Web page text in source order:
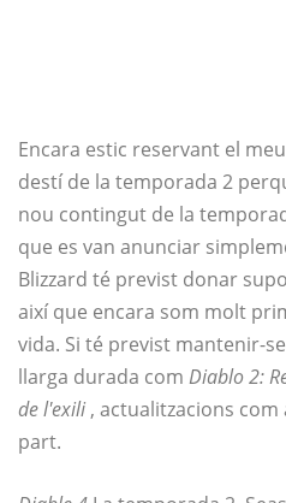
Encara estic reservant el
destí de la temporada 2
nou contingut de la
que es van anunciar
Blizzard té previst donar
així que encara som molt
vida. Si té previst mantenir-
llarga durada com Diablo 2:
de l'exili , actualitzacions
part.